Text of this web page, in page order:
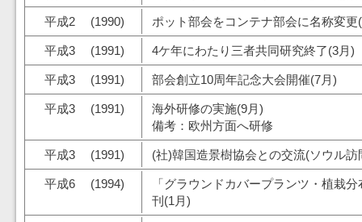
平成2 (1990) ポット部会をコンテナ部会に名称変更
平成3 (1991) 4ケ年にわたり三者共同研究終了(3月)
平成3 (1991) 部会創立10周年記念大会開催(7月)
平成3 (1991)
海外研修の実施(9月)
備考：欧州方面へ研修
平成3 (1991) (社)韓国造景樹協会との交流(ソウル訪
平成6 (1994)
「グラウンドカバープランツ・植栽
刊(1月)